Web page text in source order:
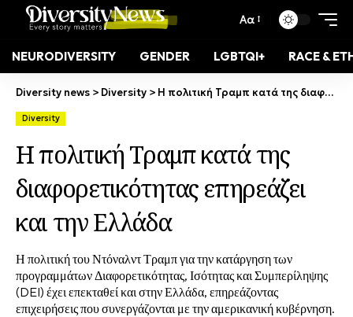
Αα
NEURODIVERSITY GENDER LGBTQI+ RACE &
Diversity news > Diversity > Η πολιτική Τραμπ κατά της διαφορετικότητας επηρεάζει και την Ελλάδα
Diversity
Η πολιτική Τραμπ κατά της
διαφορετικότητας επηρεάζει
και την Ελλάδα
Η πολιτική του Ντόναλντ Τραμπ για την κατάργηση των
προγραμμάτων Διαφορετικότητας, Ισότητας και Συμπερίληψης
(DEI) έχει επεκταθεί και στην Ελλάδα, επηρεάζοντας
επιχειρήσεις που συνεργάζονται με την αμερικανική κυβέρνηση.​